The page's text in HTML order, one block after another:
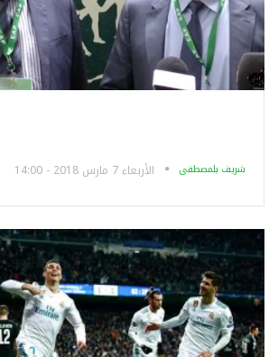
شريف بلمصطفى الأربعاء 7 مارس 2018 - 14:00